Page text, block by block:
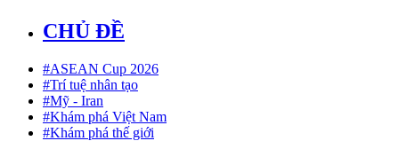
CHỦ ĐỀ
#ASEAN Cup 2026
#Trí tuệ nhân tạo
#Mỹ - Iran
#Khám phá Việt Nam
#Khám phá thế giới